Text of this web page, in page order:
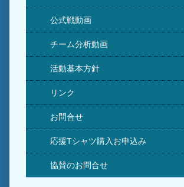
公式戦動画
チーム分析動画
活動基本方針
リンク
お問合せ
応援Tシャツ購入お申込み
協賛のお問合せ